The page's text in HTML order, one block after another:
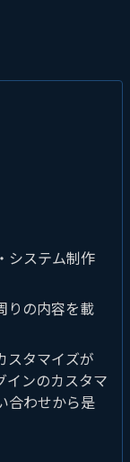
システム制作
りの内容を載
スタマイズが
インのカスタマ
合わせから是